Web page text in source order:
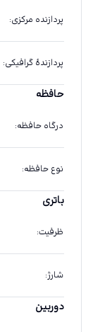
پردازنده مرکزی:
پردازندهٔ گرافیکی:
حافظه
درگاه حافظه:
نوع حافظه:
باتری
ظرفیت:
شارژ:
دوربین